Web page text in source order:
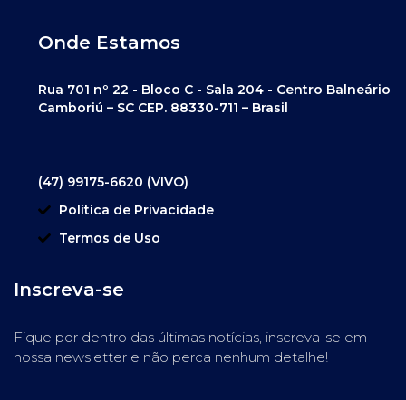
Onde Estamos
Rua 701 nº 22 - Bloco C - Sala 204 - Centro Balneário
Camboriú – SC CEP. 88330-711 – Brasil
(47) 99175-6620 (VIVO)
Política de Privacidade
Termos de Uso
Inscreva-se
Fique por dentro das últimas notícias, inscreva-se em
nossa newsletter e não perca nenhum detalhe!